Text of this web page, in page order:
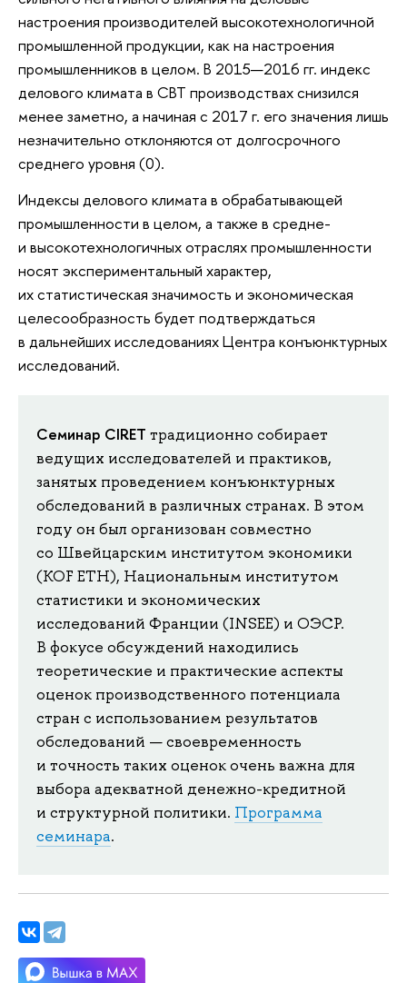
настроения производителей высокотехнологичной
промышленной продукции, как на настроения
промышленников в целом. В 2015—2016 гг. индекс
делового климата в СВТ производствах снизился
менее заметно, а начиная с 2017 г. его значения лишь
незначительно отклоняются от долгосрочного
среднего уровня (0).
Индексы делового климата в обрабатывающей
промышленности в целом, а также в средне-
и высокотехнологичных отраслях промышленности
носят экспериментальный характер,
их статистическая значимость и экономическая
целесообразность будет подтверждаться
в дальнейших исследованиях Центра конъюнктурных
исследований.
Семинар CIRET традиционно собирает
ведущих исследователей и практиков,
занятых проведением конъюнктурных
обследований в различных странах. В этом
году он был организован совместно
со Швейцарским институтом экономики
(KOF ETH), Национальным институтом
статистики и экономических
исследований Франции (INSEE) и ОЭСР.
В фокусе обсуждений находились
теоретические и практические аспекты
оценок производственного потенциала
стран с использованием результатов
обследований — своевременность
и точность таких оценок очень важна для
выбора адекватной денежно-кредитной
и структурной политики. Программа
семинара.